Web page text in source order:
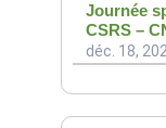
Journée
CSRS –
déc. 18,